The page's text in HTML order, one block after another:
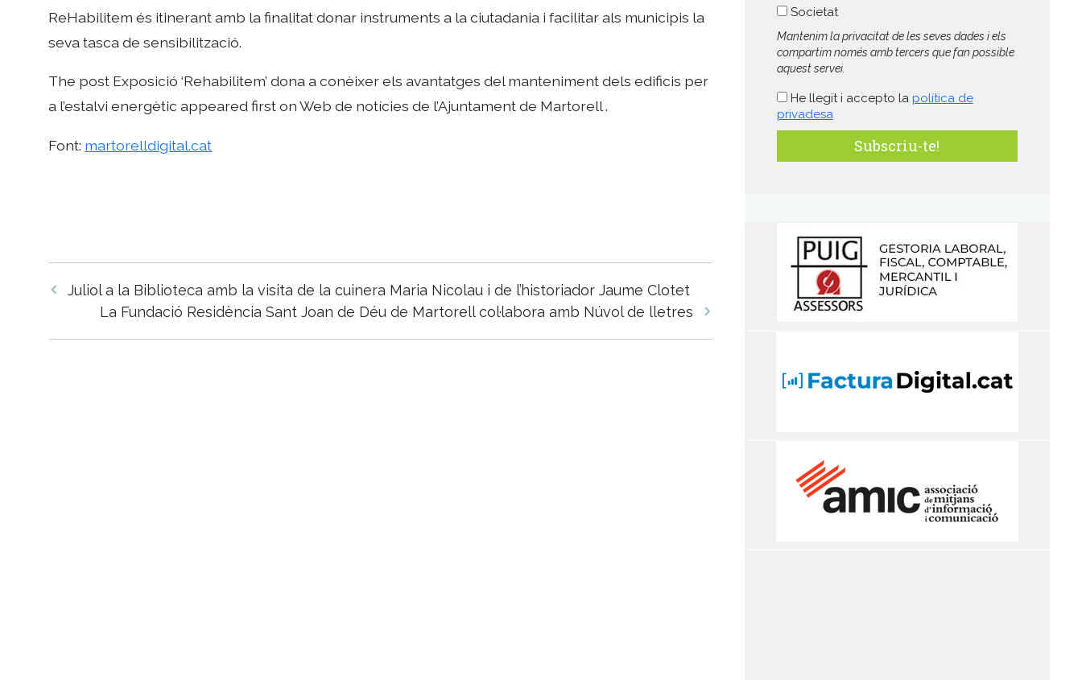
ReHabilitem és itinerant amb la finalitat donar instruments a la ciutadania i facilitar als municipis la
seva tasca de sensibilització.
The post Exposició ‘Rehabilitem’ dona a conèixer els avantatges del manteniment dels edificis per
a l’estalvi energètic appeared first on Web de notícies de l’Ajuntament de Martorell .
Font: martorelldigital.cat
Navegació
Juliol a la Biblioteca amb la visita de la cuinera Maria Nicolau i de l’historiador Jaume Clotet
La Fundació Residència Sant Joan de Déu de Martorell col·labora amb Núvol de lletres
Societat
Mantenim la privacitat de les seves dades i els
compartim només amb tercers que fan possible
aquest servei.
He llegit i accepto la política de
privadesa